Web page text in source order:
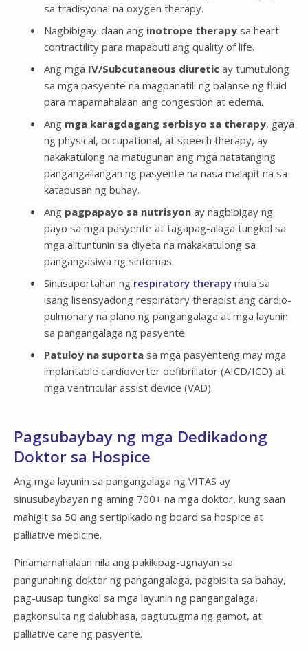
sa tradisyonal na oxygen therapy.
Nagbibigay-daan ang inotrope therapy sa heart
contractility para mapabuti ang quality of life.
Ang mga IV/Subcutaneous diuretic ay tumutulong
sa mga pasyente na magpanatili ng balanse ng fluid
para mapamahalaan ang congestion at edema.
Ang mga karagdagang serbisyo sa therapy, gaya
ng physical, occupational, at speech therapy, ay
nakakatulong na matugunan ang mga natatanging
pangangailangan ng pasyente na nasa malapit na sa
katapusan ng buhay.
Ang pagpapayo sa nutrisyon ay nagbibigay ng
payo sa mga pasyente at tagapag-alaga tungkol sa
mga alituntunin sa diyeta na makakatulong sa
pangangasiwa ng sintomas.
Sinusuportahan ng respiratory therapy mula sa
isang lisensyadong respiratory therapist ang cardio-
pulmonary na plano ng pangangalaga at mga layunin
sa pangangalaga ng pasyente.
Patuloy na suporta sa mga pasyenteng may mga
implantable cardioverter defibrillator (AICD/ICD) at
mga ventricular assist device (VAD).
Pagsubaybay ng mga Dedikadong
Doktor sa Hospice
Ang mga layunin sa pangangalaga ng VITAS ay
sinusubaybayan ng aming 700+ na mga doktor, kung saan
mahigit sa 50 ang sertipikado ng board sa hospice at
palliative medicine.
Pinamamahalaan nila ang pakikipag-ugnayan sa
pangunahing doktor ng pangangalaga, pagbisita sa bahay,
pag-uusap tungkol sa mga layunin ng pangangalaga,
pagkonsulta ng dalubhasa, pagtutugma ng gamot, at
palliative care ng pasyente.